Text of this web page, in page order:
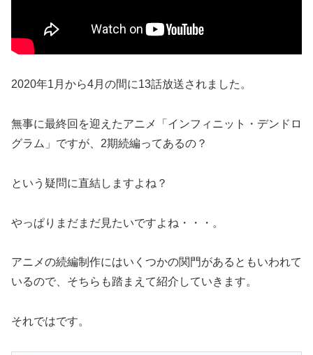
2020年1月から4月の間に13話放送されました。
無事に最終回を迎えたアニメ「インフィニット・デンドロ
グラム」ですが、2期続編ってあるの？
という疑問に直結しますよね？
やっぱりまだまだ見たいですよね・・・。
アニメの続編制作にはいくつかの関門があるともいわれて
いるので、そちらも踏まえて紹介していきます。
それではです。